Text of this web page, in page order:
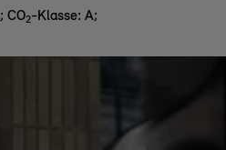
; CO2-Klasse: A;